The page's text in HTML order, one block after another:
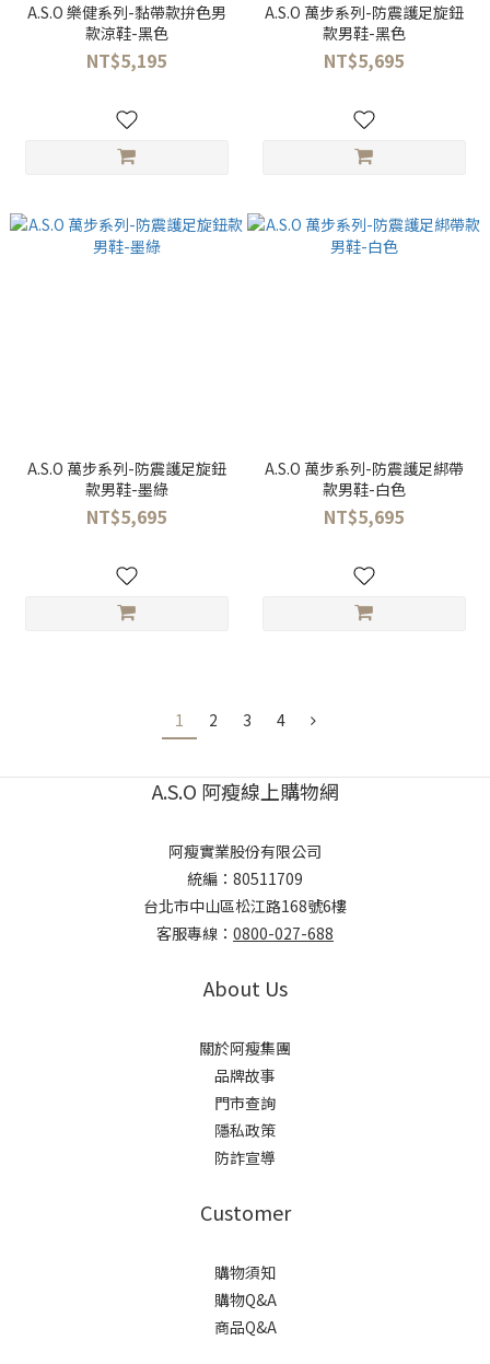
A.S.O 樂健系列-黏帶款拚色男
款涼鞋-黑色
NT$5,195
A.S.O 萬步系列-防震護足旋鈕
款男鞋-黑色
NT$5,695
A.S.O 萬步系列-防震護足旋鈕
款男鞋-墨綠
NT$5,695
A.S.O 萬步系列-防震護足綁帶
款男鞋-白色
NT$5,695
1 2 3 4
A.S.O 阿瘦線上購物網
阿瘦實業股份有限公司
統編：80511709
台北市中山區松江路168號6樓
客服專線： 0800-027-688
About Us
關於阿瘦集團
品牌故事
門市查詢
隱私政策
防詐宣導
Customer
購物須知
購物Q&A
商品Q&A